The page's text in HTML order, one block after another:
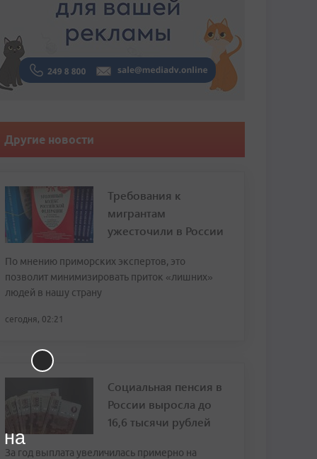
Другие новости
Требования к
мигрантам
ужесточили в России
По мнению приморских экспертов, это
позволит минимизировать приток «лишних»
людей в нашу страну
сегодня, 02:21
Социальная пенсия в
России выросла до
16,6 тысячи рублей
За год выплата увеличилась примерно на